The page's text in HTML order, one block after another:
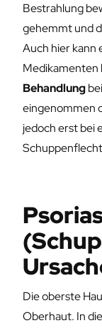
Bestrahlung
gehemmt und
Auch hier kann
Medikamenten
Behandlung
eingenommen
jedoch erst bei
Die oberste
Oberhaut. In